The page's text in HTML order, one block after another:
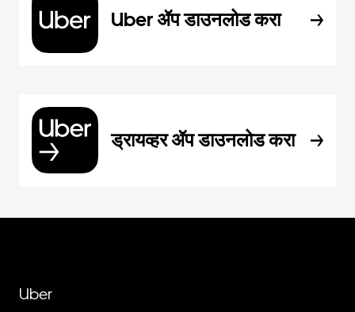
Uber ॲप डाउनलोड करा
ड्रायव्हर ॲप डाउनलोड करा
Uber